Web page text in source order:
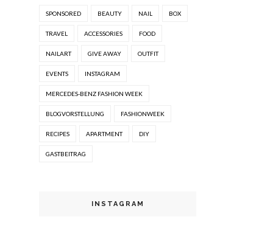
SPONSORED BEAUTY NAIL BOX
TRAVEL ACCESSORIES FOOD
NAILART GIVE AWAY OUTFIT
EVENTS INSTAGRAM
MERCEDES-BENZ FASHION WEEK
BLOGVORSTELLUNG FASHIONWEEK
RECIPES APARTMENT DIY
GASTBEITRAG
INSTAGRAM